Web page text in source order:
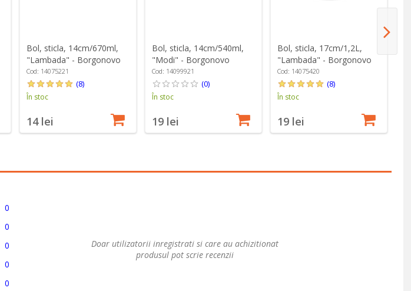
Bol, sticla, 14cm/670ml,
"Lambada" - Borgonovo
Cod: 14075221
(8)
În stoc
14 lei
Bol, sticla, 14cm/540ml,
"Modi" - Borgonovo
Cod: 14099921
(0)
În stoc
19 lei
Bol, sticla, 17cm/1,2L,
"Lambada" - Borgonovo
Cod: 14075420
(8)
În stoc
19 lei
0
0
0
0
0
Doar utilizatorii inregistrati si care au achizitionat
produsul pot scrie recenzii